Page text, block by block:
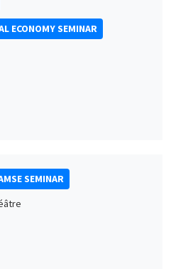
ECONOMY SEMINAR
SEMINAR